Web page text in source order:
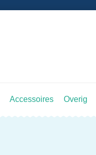
Accessoires Overig